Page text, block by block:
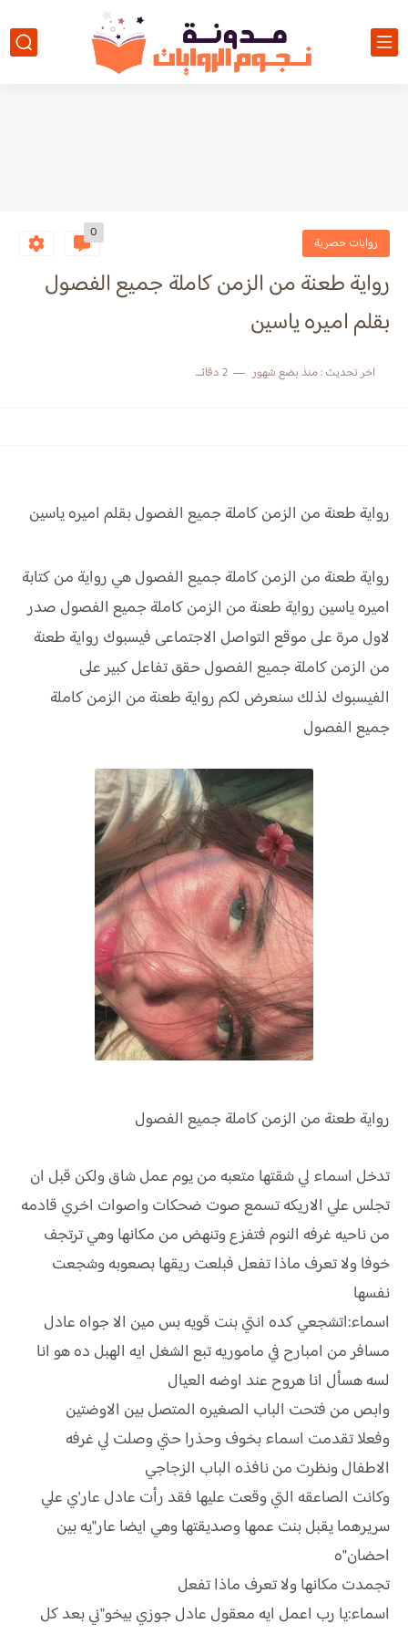
روايات حصرية
0
رواية طعنة من الزمن كاملة جميع الفصول
بقلم اميره ياسين
اخر تحديث :منذ بضع شهور 2 دقائق للقراءة
رواية طعنة من الزمن كاملة جميع الفصول بقلم اميره ياسين
رواية طعنة من الزمن كاملة جميع الفصول هي رواية من كتابة
اميره ياسين رواية طعنة من الزمن كاملة جميع الفصول صدر
لاول مرة على موقع التواصل الاجتماعى فيسبوك رواية طعنة
من الزمن كاملة جميع الفصول حققتفاعل كبير على
الفيسبوك لذلك سنعرض لكمرواية طعنة من الزمن كاملة
جميع الفصول
رواية طعنة من الزمن كاملة جميع الفصول
تدخل اسماء لي شقتها متعبه من يوم عمل شاق ولكن قبل ان
تجلس علي الاريكه تسمع صوت ضحكات واصوات اخري قادمه
من ناحيه غرفه النوم فتفزع وتنهض من مكانها وهي ترتجف
خوفا ولا تعرف ماذا تفعل فبلعت ريقها بصعوبه وشجعت
نفسها
اسماء:اتشجعي كده انتي بنت قويه بس مين الا جواه عادل
مسافر من امبارح في ماموريه تبع الشغل ايه الهبل ده هو انا
لسه هسأل انا هروح عند اوضه العيال
وابص من فتحت الباب الصغيره المتصل بين الاوضتين
وفعلا تقدمت اسماء بخوف وحذرا حتي وصلت لي غرفه
الاطفال ونظرت من نافذه الباب الزجاجي
وكانت الصاعقه التي وقعت عليها فقد رأت عادل عار'ي علي
سريرهما يقبل بنت عمها وصديقتها وهي ايضا عار"يه بين
احضان"ه
تجمدت مكانها ولا تعرف ماذا تفعل
اسماء:يا رب اعمل ايه معقول عادل جوزي بيخو"ني بعد كل